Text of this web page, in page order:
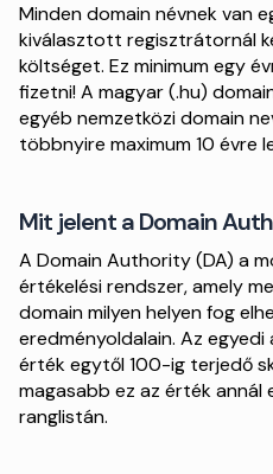
Minden domain névnek van
kiválasztott regisztrátornál
költséget. Ez minimum egy
fizetni! A magyar (.hu)
egyéb nemzetközi domain
többnyire maximum 10 évre
Mit jelent a Domain
A Domain Authority (DA) a
értékelési rendszer, amely
domain milyen helyen fog
eredményoldalain. Az
érték egytől 100-ig terjedő
magasabb ez az érték annál
ranglistán.